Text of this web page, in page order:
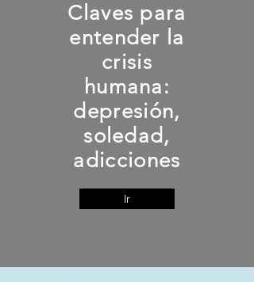
Claves para
entender la
crisis
humana:
depresión,
soledad,
adicciones
Ir